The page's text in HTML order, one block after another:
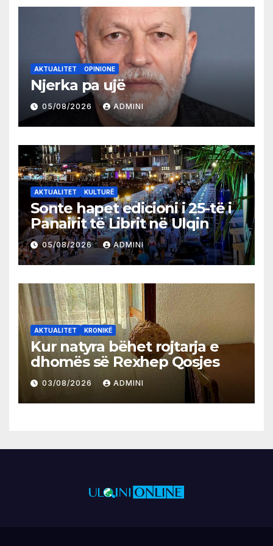
AKTUALITET OPINIONE
Njerka pa ujë
05/08/2026 ADMINI
AKTUALITET KULTURË
Sonte hapet edicioni i 25-të i
Panairit të Librit në Ulqin
05/08/2026 ADMINI
AKTUALITET KRONIKË
Kur natyra bëhet rojtarja e
dhomës së Rexhep Qosjes
03/08/2026 ADMINI